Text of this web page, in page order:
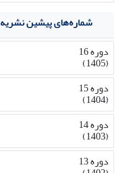
شماره‌های پیشین نشریه
دوره 16
(1405)
دوره 15
(1404)
دوره 14
(1403)
دوره 13